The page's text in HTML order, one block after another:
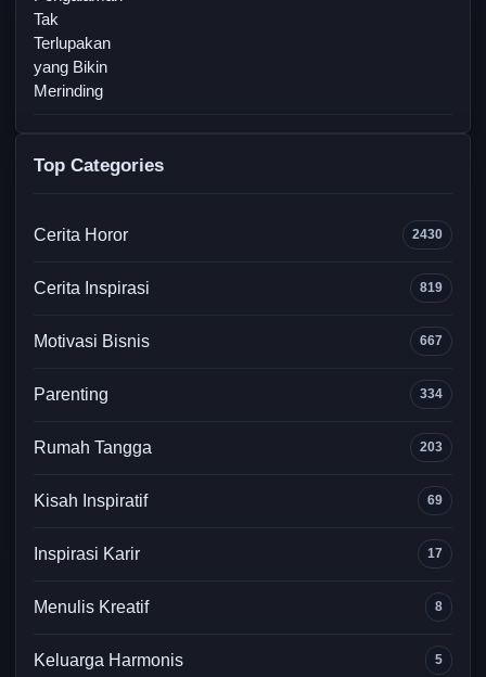
Top Categories
Cerita Horor 2430
Cerita Inspirasi 819
Motivasi Bisnis 667
Parenting 334
Rumah Tangga 203
Kisah Inspiratif 69
Inspirasi Karir 17
Menulis Kreatif 8
Keluarga Harmonis 5